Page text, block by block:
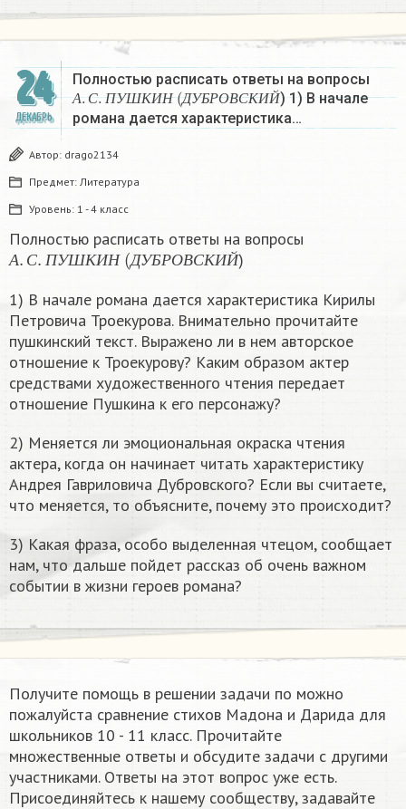
24
ДЕКАБРЬ
Полностью расписать ответы на вопросы
А С П У Ш КИ Н
А С. ПУШКИН
Д УБР ОВ СКИЙ
(ДУБРОВСКИЙ) 1) В начале
романа дается характеристика…
Автор: drago2134
Предмет: Литература
Уровень: 1 - 4 класс
Полностью расписать ответы на вопросы
А С П У Ш КИ Н
АС.ПУШКИН
ДУ Б Р О В С КИ Й
(ДУБРОВСКИЙ)
1) В начале романа дается характеристика Кирилы
Петровича Троекурова. Внимательно прочитайте
пушкинский текст. Выражено ли в нем авторское
отношение к Троекурову? Каким образом актер
средствами художественного чтения передает
отношение Пушкина к его персонажу?
2) Меняется ли эмоциональная окраска чтения
актера, когда он начинает читать характеристику
Андрея Гавриловича Дубровского? Если вы считаете,
что меняется, то объясните, почему это происходит?
3) Какая фраза, особо выделенная чтецом, сообщает
нам, что дальше пойдет рассказ об очень важном
событии в жизни героев романа?
Получите помощь в решении задачи по можно
пожалуйста сравнение стихов Мадона и Дарида​ для
школьников 10 - 11 класс. Прочитайте
множественные ответы и обсудите задачи с другими
участниками. Ответы на этот вопрос уже есть.
Присоединяйтесь к нашему сообществу, задавайте